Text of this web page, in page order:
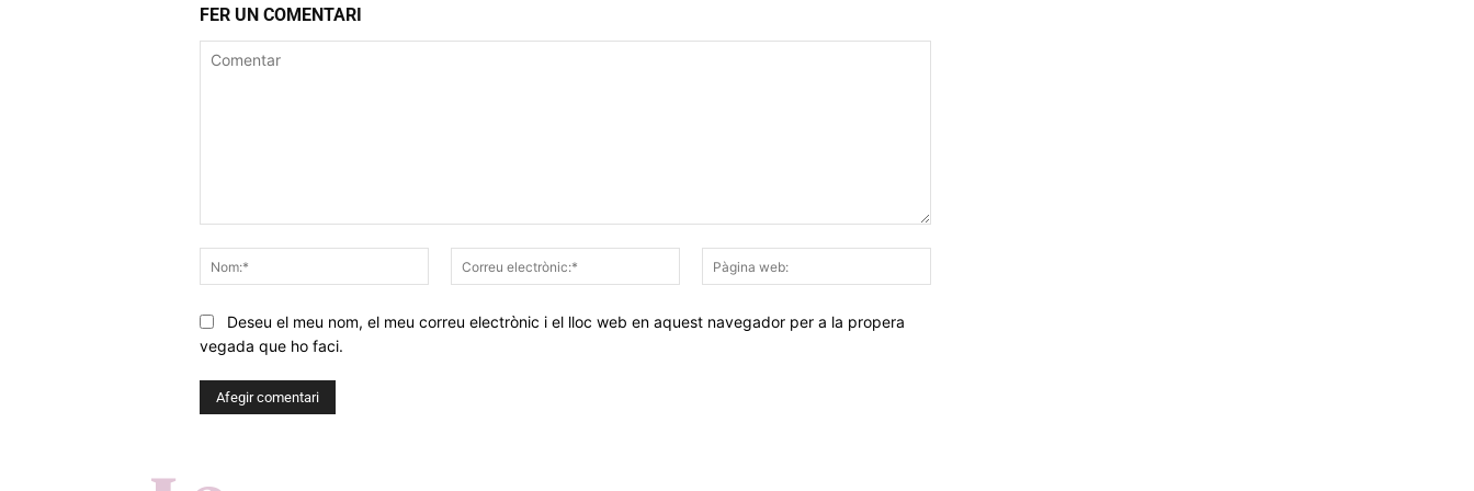
FER UN COMENTARI
Nom:*
Correu
electrònic:*
web:
Deseu el meu nom, el meu correu electrònic i el lloc web en aquest navegador per a la propera
vegada que ho faci.